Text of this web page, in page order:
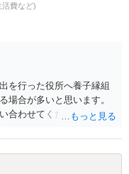
費など)
を行った役所へ養子縁組
場合が多いと思います。
合わせてください。